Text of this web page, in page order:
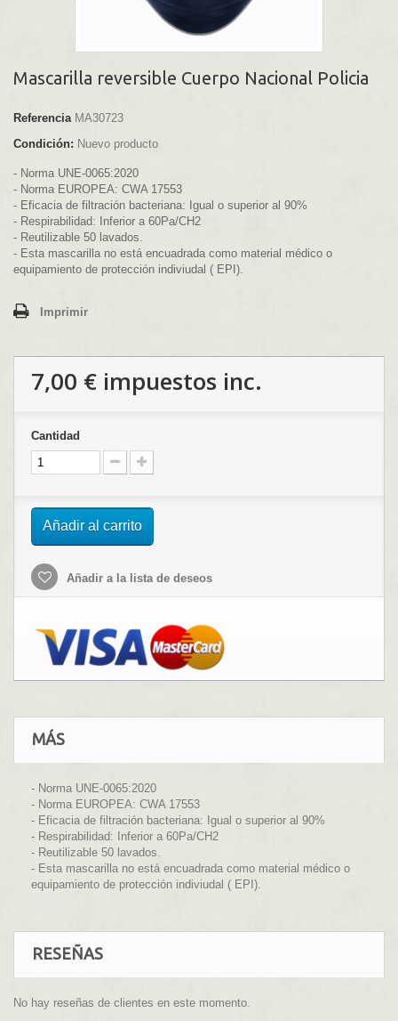
Mascarilla reversible Cuerpo Nacional Policia
Referencia MA30723
Condición: Nuevo producto
- Norma UNE-0065:2020
- Norma EUROPEA: CWA 17553
- Eficacia de filtración bacteriana: Igual o superior al 90%
- Respirabilidad: Inferior a 60Pa/CH2
- Reutilizable 50 lavados.
- Esta mascarilla no está encuadrada como material médico o
equipamiento de protección indiviudal ( EPI).
Imprimir
7,00 € impuestos inc.
Cantidad
Añadir al carrito
Añadir a la lista de deseos
MÁS
- Norma UNE-0065:2020
- Norma EUROPEA: CWA 17553
- Eficacia de filtración bacteriana: Igual o superior al 90%
- Respirabilidad: Inferior a 60Pa/CH2
- Reutilizable 50 lavados.
- Esta mascarilla no está encuadrada como material médico o
equipamiento de protección indiviudal ( EPI).
RESEÑAS
No hay reseñas de clientes en este momento.